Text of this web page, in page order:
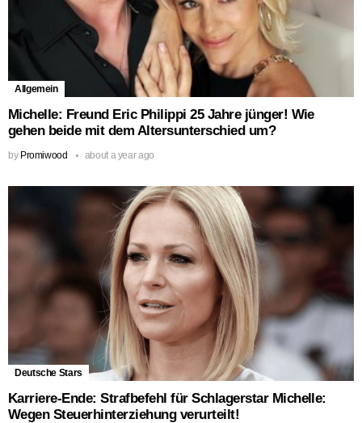
Allgemein
Michelle: Freund Eric Philippi 25 Jahre jünger! Wie
gehen beide mit dem Altersunterschied um?
by Promiwood about a year ago
Deutsche Stars
Karriere-Ende: Strafbefehl für Schlagerstar Michelle:
Wegen Steuerhinterziehung verurteilt!